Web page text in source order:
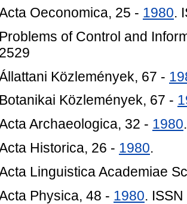
Oeconomica, 25 - 1980.
Problems of Control and
2529
Közlemények, 67 -
Botanikai Közlemények, 67 -
Archaeologica, 32 - 1980.
Historica, 26 - 1980.
Linguistica Academiae
Physica, 48 - 1980.